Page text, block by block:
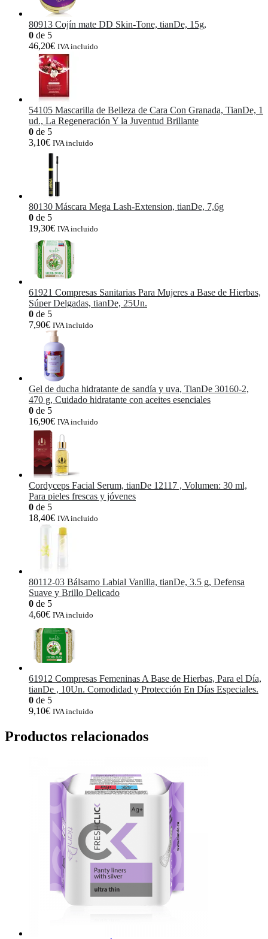
80913 Cojín mate DD Skin-Tone, tianDe, 15g,
0 de 5
46,20€ IVA incluido
54105 Mascarilla de Belleza de Cara Con Granada, TianDe, 1
ud., La Regeneración Y la Juventud Brillante
0 de 5
3,10€ IVA incluido
80130 Máscara Mega Lash-Extension, tianDe, 7,6g
0 de 5
19,30€ IVA incluido
61921 Compresas Sanitarias Para Mujeres a Base de Hierbas,
Súper Delgadas, tianDe, 25Un.
0 de 5
7,90€ IVA incluido
Gel de ducha hidratante de sandía y uva, TianDe 30160-2,
470 g, Cuidado hidratante con aceites esenciales
0 de 5
16,90€ IVA incluido
Cordyceps Facial Serum, tianDe 12117 , Volumen: 30 ml,
Para pieles frescas y jóvenes
0 de 5
18,40€ IVA incluido
80112-03 Bálsamo Labial Vanilla, tianDe, 3.5 g, Defensa
Suave y Brillo Delicado
0 de 5
4,60€ IVA incluido
61912 Compresas Femeninas A Base de Hierbas, Para el Día,
tianDe , 10Un. Comodidad y Protección En Días Especiales.
0 de 5
9,10€ IVA incluido
Productos relacionados